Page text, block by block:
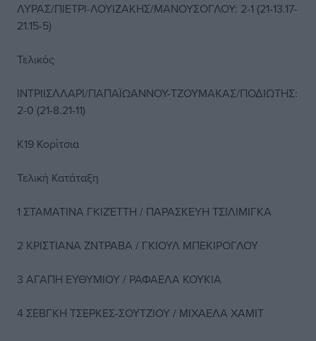
ΛΥΡΑΣ/ΠΙΕΤΡΙ-ΛΟΥΙΖΑΚΗΣ/ΜΑΝΟΥΣΟΓΛΟΥ: 2-1 (21-13.17-
21.15-5)
Τελικός
ΙΝΤΡΙΙΣΛΛΑΡΙ/ΠΑΠΑΪΩΑΝΝΟΥ-ΤΖΟΥΜΑΚΑΣ/ΠΟΔΙΩΤΗΣ:
2-0 (21-8.21-11)
Κ19 Κορίτσια
Τελική Κατάταξη
1 ΣΤΑΜΑΤΙΝΑ ΓΚΙΖΈΤΤΗ / ΠΑΡΑΣΚΕΥΗ ΤΣΙΛΙΜΙΓΚΑ
2 ΚΡΙΣΤΙΑΝΑ ΖΝΤΡΑΒΑ / ΓΚΙΟΥΛ ΜΠΕΚΙΡΟΓΛΟΥ
3 ΑΓΑΠΗ ΕΥΘΥΜΙΟΥ / ΡΑΦΑΕΛΑ ΚΟΥΚΙΑ
4 ΣΕΒΓΚΗ ΤΣΕΡΚΕΣ-ΣΟΥΤΖΙΟΥ / ΜΙΧΑΕΛΑ ΧΑΜΙΤ